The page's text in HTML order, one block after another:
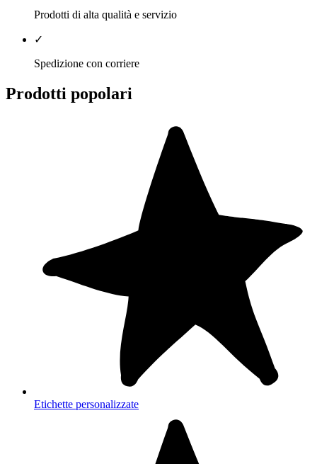
Prodotti di alta qualità e servizio
✓
Spedizione con corriere
Prodotti popolari
Etichette personalizzate